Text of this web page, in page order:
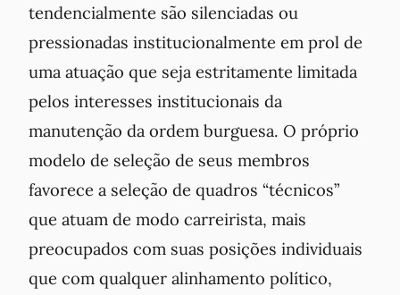
tendencialmente são silenciadas ou
pressionadas institucionalmente em prol de
uma atuação que seja estritamente limitada
pelos interesses institucionais da
manutenção da ordem burguesa. O próprio
modelo de seleção de seus membros
favorece a seleção de quadros “técnicos”
que atuam de modo carreirista, mais
preocupados com suas posições individuais
que com qualquer alinhamento político,